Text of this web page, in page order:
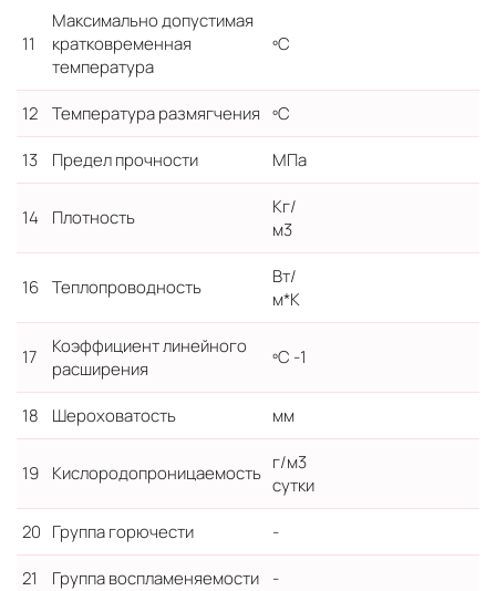
11
Максимально допустимая
кратковременная
температура
ºС
12 Температура размягчения ºС
13
Предел прочности МПа
14 Плотность
Кг/
м3
16 Теплопроводность
Вт/
м*К
17
Коэффициент линейного
расширения
ºС -1
18 Шероховатость мм
19 Кислородопроницаемость г/м3
сутки
20 Группа горючести
-
21
Группа воспламеняемости -